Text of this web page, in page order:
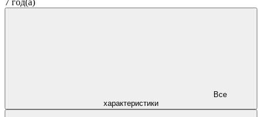
характеристики